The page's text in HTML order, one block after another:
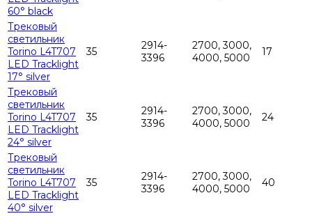
60° black
Трековый
светильник
Torino L4T707
LED Tracklight
17° silver
35
2914-
3396
2700, 3000,
4000, 5000
17
Трековый
светильник
Torino L4T707
LED Tracklight
24° silver
35
2914-
3396
2700, 3000,
4000, 5000
24
Трековый
светильник
Torino L4T707
LED Tracklight
40° silver
35
2914-
3396
2700, 3000,
4000, 5000
40